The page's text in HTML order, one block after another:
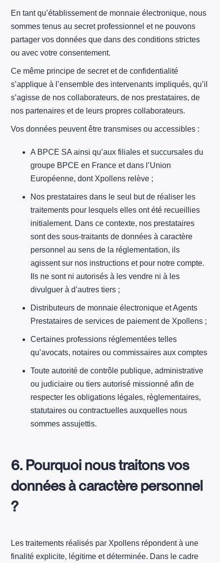
En tant qu’établissement de monnaie électronique, nous
sommes tenus au secret professionnel et ne pouvons
partager vos données que dans des conditions strictes
ou avec votre consentement.
Ce même principe de secret et de confidentialité
s’applique à l’ensemble des intervenants impliqués, qu’il
s’agisse de nos collaborateurs, de nos prestataires, de
nos partenaires et de leurs propres collaborateurs.
Vos données peuvent être transmises ou accessibles :
A BPCE SA ainsi qu’aux filiales et succursales du
groupe BPCE en France et dans l’Union
Européenne, dont Xpollens relève ;
Nos prestataires dans le seul but de réaliser les
traitements pour lesquels elles ont été recueillies
initialement. Dans ce contexte, nos prestataires
sont des sous-traitants de données à caractère
personnel au sens de la réglementation, ils
agissent sur nos instructions et pour notre compte.
Ils ne sont ni autorisés à les vendre ni à les
divulguer à d’autres tiers ;
Distributeurs de monnaie électronique et Agents
Prestataires de services de paiement de Xpollens ;
Certaines professions réglementées telles
qu’avocats, notaires ou commissaires aux comptes
Toute autorité de contrôle publique, administrative
ou judiciaire ou tiers autorisé missionné afin de
respecter les obligations légales, règlementaires,
statutaires ou contractuelles auxquelles nous
sommes assujettis.
6. Pourquoi nous traitons vos
données à caractère personnel
?
Les traitements réalisés par Xpollens répondent à une
finalité explicite, légitime et déterminée. Dans le cadre